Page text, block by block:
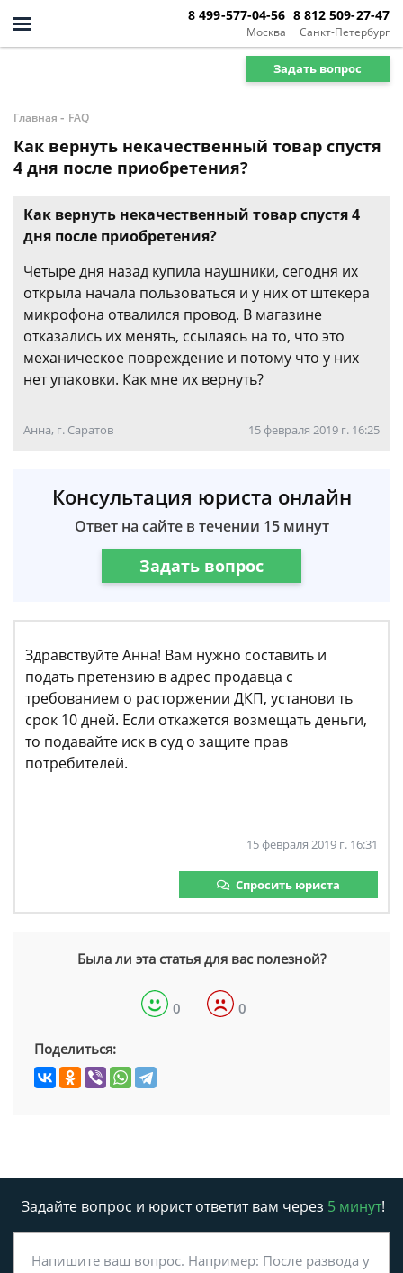
Москва
8 499-577-04-56
Санкт-Петербург
8 812 509-27-47
Задать вопрос
Главная - FAQ
Как вернуть некачественный товар спустя
4 дня после приобретения?
Как вернуть некачественный товар спустя 4
дня после приобретения?
Четыре дня назад купила наушники, сегодня их
открыла начала пользоваться и у них от штекера
микрофона отвалился провод. В магазине
отказались их менять, ссылаясь на то, что это
механическое повреждение и потому что у них
нет упаковки. Как мне их вернуть?
Анна, г. Саратов 15 февраля 2019 г. 16:25
Консультация юриста онлайн
Ответ на сайте в течении 15 минут
Задать вопрос
Здравствуйте Анна! Вам нужно составить и
подать претензию в адрес продавца с
требованием о расторжении ДКП, установи ть
срок 10 дней. Если откажется возмещать деньги,
то подавайте иск в суд о защите прав
потребителей.
15 февраля 2019 г. 16:31
Спросить юриста
Была ли эта статья для вас полезной?
0 0
Поделиться:
Задайте вопрос и юрист ответит вам через 5 минут!